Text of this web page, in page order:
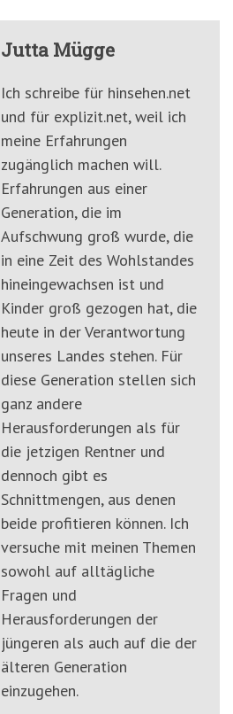
Jutta Mügge
Ich schreibe für hinsehen.net
und für explizit.net, weil ich
meine Erfahrungen
zugänglich machen will.
Erfahrungen aus einer
Generation, die im
Aufschwung groß wurde, die
in eine Zeit des Wohlstandes
hineingewachsen ist und
Kinder groß gezogen hat, die
heute in der Verantwortung
unseres Landes stehen. Für
diese Generation stellen sich
ganz andere
Herausforderungen als für
die jetzigen Rentner und
dennoch gibt es
Schnittmengen, aus denen
beide profitieren können. Ich
versuche mit meinen Themen
sowohl auf alltägliche
Fragen und
Herausforderungen der
jüngeren als auch auf die der
älteren Generation
einzugehen.